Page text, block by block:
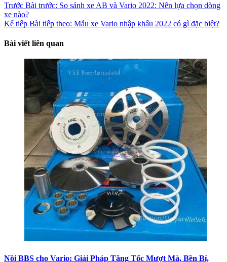
Trước Bài trước: So sánh xe AB và Vario 2022: Nên lựa chọn dòng
xe nào?
Kế tiếp Bài tiếp theo: Mẫu xe Vario nhập khẩu 2022 có gì đặc biệt?
Bài viết liên quan
Nồi BBS cho Vario: Giải Pháp Tăng Tốc Mượt Mà, Bền Bỉ,